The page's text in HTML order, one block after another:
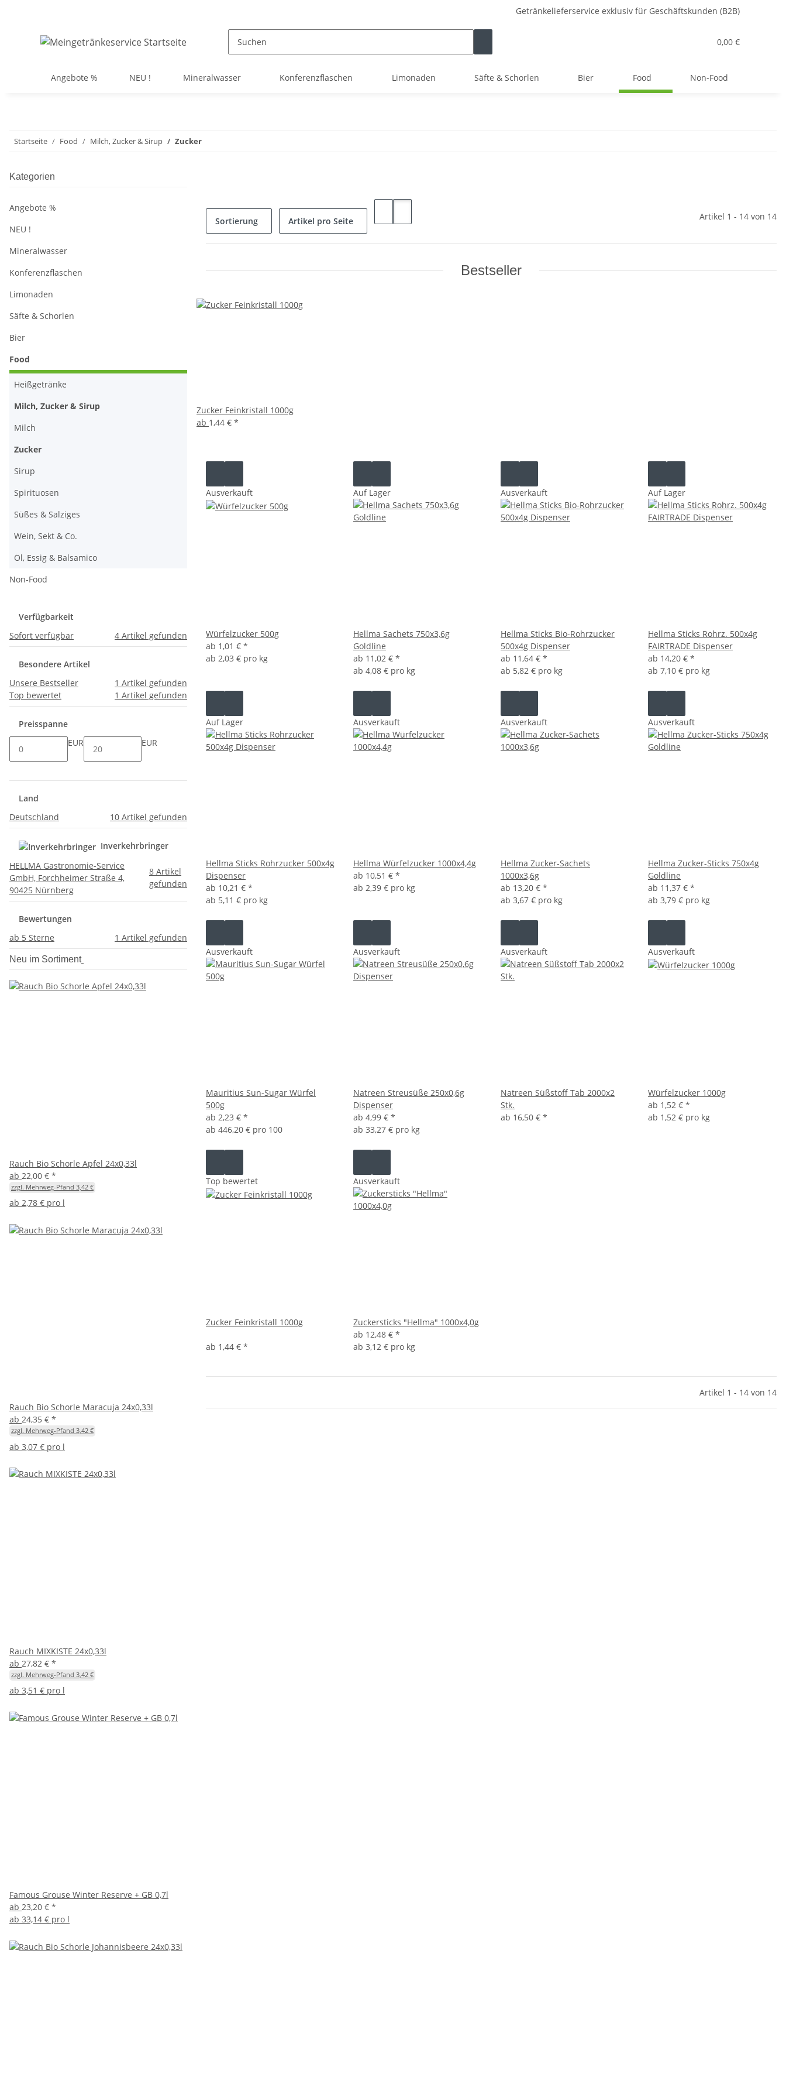
Getränkelieferservice exklusiv für Geschäftskunden (B2B)
0,00 €
Angebote % NEU ! Mineralwasser Konferenzflaschen Limonaden Säfte & Schorlen Bier Food Non-Food
Startseite Food Milch, Zucker & Sirup Zucker
Sortierung Artikel pro Seite Artikel 1 - 14 von 14
Bestseller
Zucker Feinkristall 1000g
ab 1,44 € *
Ausverkauft
Würfelzucker 500g
ab 1,01 € *
ab 2,03 € pro kg
Auf Lager
Hellma Sachets 750x3,6g
Goldline
ab 11,02 € *
ab 4,08 € pro kg
Ausverkauft
Hellma Sticks Bio-Rohrzucker
500x4g Dispenser
ab 11,64 € *
ab 5,82 € pro kg
Auf Lager
Hellma Sticks Rohrz. 500x4g
FAIRTRADE Dispenser
ab 14,20 € *
ab 7,10 € pro kg
Auf Lager
Hellma Sticks Rohrzucker 500x4g
Dispenser
ab 10,21 € *
ab 5,11 € pro kg
Ausverkauft
Hellma Würfelzucker 1000x4,4g
ab 10,51 € *
ab 2,39 € pro kg
Ausverkauft
Hellma Zucker-Sachets
1000x3,6g
ab 13,20 € *
ab 3,67 € pro kg
Ausverkauft
Hellma Zucker-Sticks 750x4g
Goldline
ab 11,37 € *
ab 3,79 € pro kg
Ausverkauft
Mauritius Sun-Sugar Würfel
500g
ab 2,23 € *
ab 446,20 € pro 100
Ausverkauft
Natreen Streusüße 250x0,6g
Dispenser
ab 4,99 € *
ab 33,27 € pro kg
Ausverkauft
Natreen Süßstoff Tab 2000x2
Stk.
ab 16,50 € *
Ausverkauft
Würfelzucker 1000g
ab 1,52 € *
ab 1,52 € pro kg
Top bewertet
Zucker Feinkristall 1000g
ab 1,44 € *
Ausverkauft
Zuckersticks "Hellma" 1000x4,0g
ab 12,48 € *
ab 3,12 € pro kg
Artikel 1 - 14 von 14
Kategorien
Angebote %
NEU !
Mineralwasser
Konferenzflaschen
Limonaden
Säfte & Schorlen
Bier
Food
Heißgetränke
Milch, Zucker & Sirup
Milch
Zucker
Sirup
Spirituosen
Süßes & Salziges
Wein, Sekt & Co.
Öl, Essig & Balsamico
Non-Food
Verfügbarkeit
Sofort verfügbar
4 Artikel gefunden
Besondere Artikel
Unsere Bestseller
1 Artikel gefunden
Top bewertet
1 Artikel gefunden
Preisspanne
EUR
EUR
Land
Deutschland
10 Artikel gefunden
Inverkehrbringer
HELLMA Gastronomie-Service
GmbH, Forchheimer Straße 4,
90425 Nürnberg
8 Artikel
gefunden
Bewertungen
ab 5 Sterne
1 Artikel gefunden
Neu im Sortiment
Rauch Bio Schorle Apfel 24x0,33l
ab 22,00 € *
zzgl. Mehrweg-Pfand 3,42 €
ab 2,78 € pro l
Rauch Bio Schorle Maracuja 24x0,33l
ab 24,35 € *
zzgl. Mehrweg-Pfand 3,42 €
ab 3,07 € pro l
Rauch MIXKISTE 24x0,33l
ab 27,82 € *
zzgl. Mehrweg-Pfand 3,42 €
ab 3,51 € pro l
Famous Grouse Winter Reserve + GB 0,7l
ab 23,20 € *
ab 33,14 € pro l